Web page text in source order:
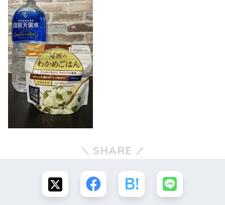
SHARE